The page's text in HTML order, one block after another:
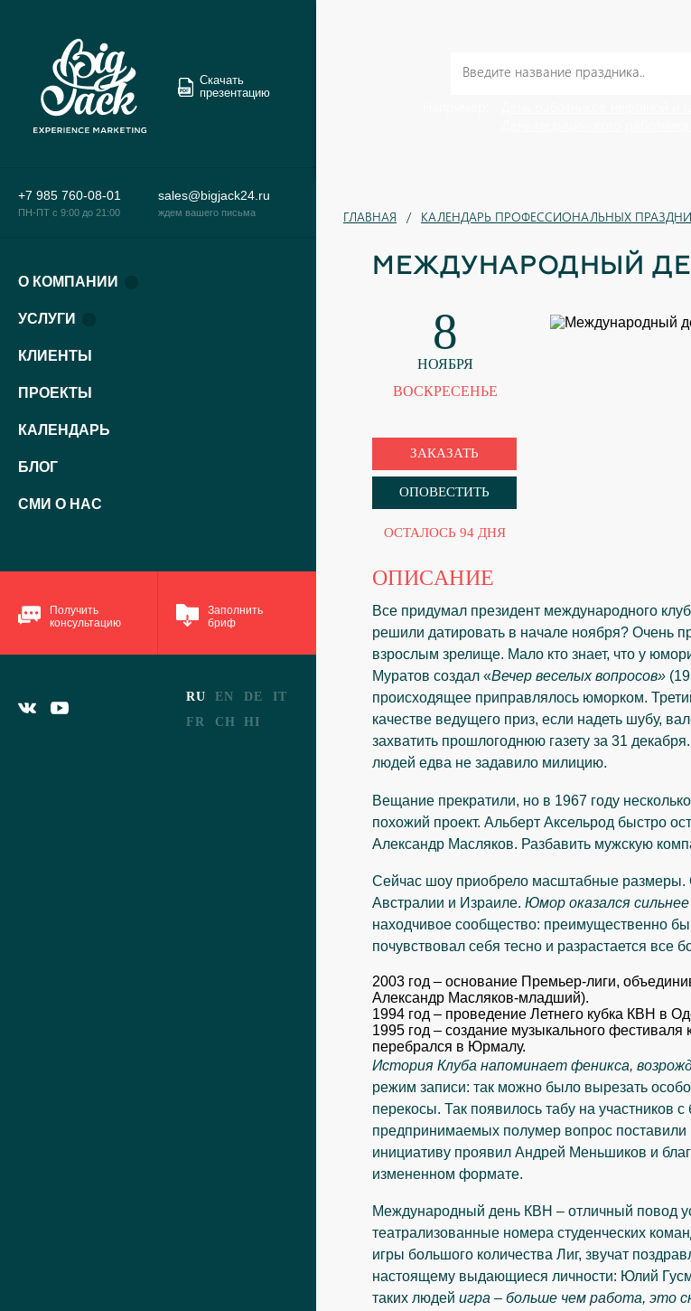
Скачать
презентацию
+7 985 760-08-01
ПН-ПТ c 9:00 до 21:00
sales@bigjack24.ru
ждем вашего письма
О КОМПАНИИ
УСЛУГИ
КЛИЕНТЫ
ПРОЕКТЫ
КАЛЕНДАРЬ
БЛОГ
СМИ О НАС
Получить
консультацию
Заполнить
бриф
RU EN DE
IT
FR
CH HI
ГЛАВНАЯ КАЛЕНДАРЬ ПРОФЕССИОНАЛЬНЫХ
МЕЖДУНАРОДНЫЙ
8
НОЯБРЯ
ВОСКРЕСЕНЬЕ
ЗАКАЗАТЬ
ОПОВЕСТИТЬ
ОСТАЛОСЬ 94 ДНЯ
ОПИСАНИЕ
Все придумал президент международного
решили датировать в начале ноября? Очень
взрослым зрелище. Мало кто знает, что у
Муратов создал «Вечер веселых вопросов»
происходящее приправлялось юморком.
качестве ведущего приз, если надеть шубу,
захватить прошлогоднюю газету за 31
людей едва не задавило милицию.
Вещание прекратили, но в 1967 году
похожий проект. Альберт Аксельрод быстро
Александр Масляков. Разбавить мужскую
Сейчас шоу приобрело масштабные
Австралии и Израиле. Юмор оказался
находчивое сообщество: преимущественно
почувствовал себя тесно и разрастается все
2003 год – основание Премьер-лиги,
Александр Масляков-младший).
1994 год – проведение Летнего кубка КВН в
1995 год – создание музыкального
перебрался в Юрмалу.
История Клуба напоминает феникса,
режим записи: так можно было вырезать
перекосы. Так появилось табу на участников
предпринимаемых полумер вопрос поставили
инициативу проявил Андрей Меньшиков и
измененном формате.
Международный день КВН – отличный повод
театрализованные номера студенческих
игры большого количества Лиг, звучат
настоящему выдающиеся личности: Юлий
таких людей игра – больше чем работа, это